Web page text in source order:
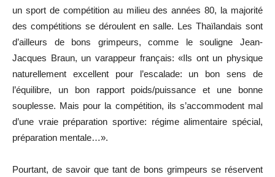
un sport de compétition au milieu des années 80, la majorité
des compétitions se déroulent en salle. Les Thaïlandais sont
d’ailleurs de bons grimpeurs, comme le souligne Jean-
Jacques Braun, un varappeur français: «Ils ont un physique
naturellement excellent pour l’escalade: un bon sens de
l’équilibre, un bon rapport poids/puissance et une bonne
souplesse. Mais pour la compétition, ils s’accommodent mal
d’une vraie préparation sportive: régime alimentaire spécial,
préparation mentale…».
Pourtant, de savoir que tant de bons grimpeurs se réservent